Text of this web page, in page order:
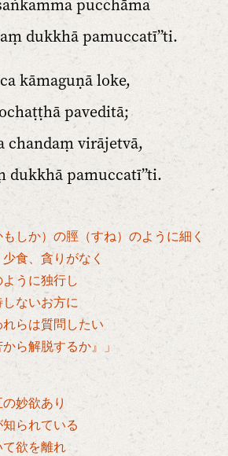
pucchāma
dukkhā pamuccatī”ti.
kāmaguṇā loke,
paveditā;
chandaṃ virājetvā,
dukkhā pamuccatī”ti.
もしか）の脛（すね）のように細く
食、貪りがなく
うに独行し
ないお方に
らは質問したい
から解脱するか』」
の妙欲あり
られている
て欲を離れ